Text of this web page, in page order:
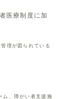
医療制度に加
理が図られている
ム、障がい者支援施